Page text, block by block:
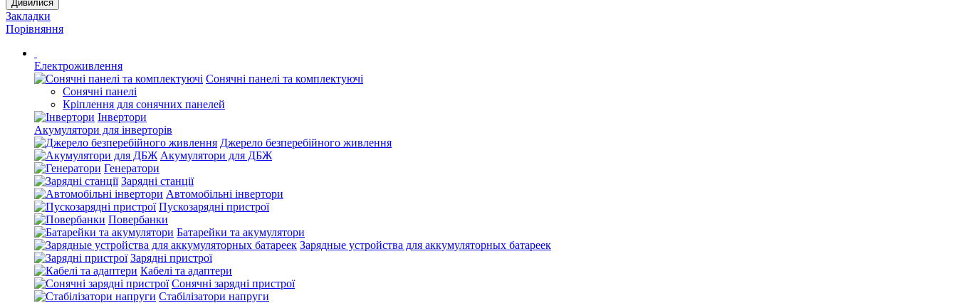
Дивилися
Закладки
Порівняння
Електроживлення
Сонячні панелі та комплектуючі
Сонячні панелі
Кріплення для сонячних панелей
Інвертори
Акумулятори для інверторів
Джерело безперебійного живлення
Акумулятори для ДБЖ
Генератори
Зарядні станції
Автомобільні інвертори
Пускозарядні пристрої
Повербанки
Батарейки та акумулятори
Зарядные устройства для аккумуляторных батареек
Зарядні пристрої
Кабелі та адаптери
Сонячні зарядні пристрої
Стабілізатори напруги